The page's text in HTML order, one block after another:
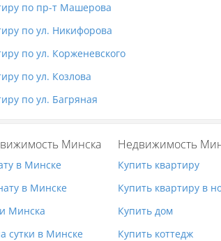
по пр-т Машерова
по ул. Никифорова
по ул. Корженевского
по ул. Козлова
по ул. Багряная
Минска
в Минске
в Минске
Минска
сутки в Минске
Недвижимость
Купить квартиру
Купить квартиру в
Купить дом
Купить коттедж